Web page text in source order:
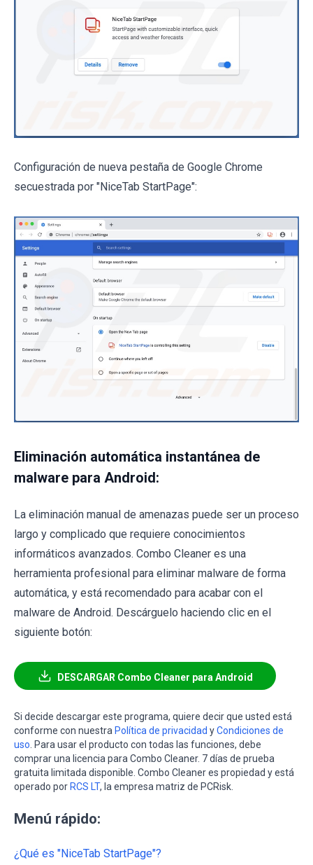
Configuración de nueva pestaña de Google Chrome
secuestrada por "NiceTab StartPage":
Eliminación automática instantánea de
malware para Android:
La eliminación manual de amenazas puede ser un proceso
largo y complicado que requiere conocimientos
informáticos avanzados. Combo Cleaner es una
herramienta profesional para eliminar malware de forma
automática, y está recomendado para acabar con el
malware de Android. Descárguelo haciendo clic en el
siguiente botón:
DESCARGAR Combo Cleaner para Android
Si decide descargar este programa, quiere decir que usted está
conforme con nuestra Política de privacidad yCondiciones de
uso . Para usar el producto con todas las funciones, debe
comprar una licencia para Combo Cleaner. 7 días de prueba
gratuita limitada disponible. Combo Cleaner es propiedad y está
operado por RCS LT, la empresa matriz de PCRisk.
Menú rápido:
¿Qué es "NiceTab StartPage"?